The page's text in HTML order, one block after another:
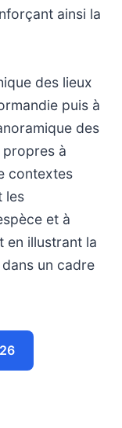
ainsi la
des lieux
puis à
des
à
contextes
les
et à
en illustrant la
un cadre